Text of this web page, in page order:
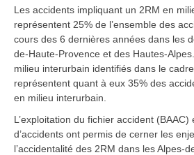
Les accidents impliquant un 2RM en
représentent 25% de l’ensemble des
cours des 6 dernières années dans les
de-Haute-Provence et des Hautes-
milieu interurbain identifiés dans le
représentent quant à eux 35% des
en milieu interurbain.
L’exploitation du fichier accident (BAAC)
d’accidents ont permis de cerner les
l’accidentalité des 2RM dans les Alpes-